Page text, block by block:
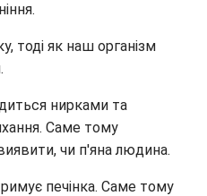
тоді як наш організм
нирками та
Саме тому
чи п'яна людина.
печінка. Саме тому